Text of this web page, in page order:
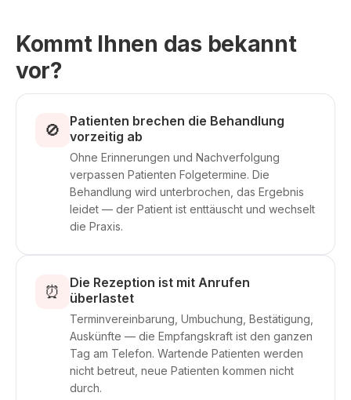
Kommt Ihnen das bekannt
vor?
🚫
Patienten brechen die Behandlung
vorzeitig ab
Ohne Erinnerungen und Nachverfolgung
verpassen Patienten Folgetermine. Die
Behandlung wird unterbrochen, das Ergebnis
leidet — der Patient ist enttäuscht und wechselt
die Praxis.
⏰
Die Rezeption ist mit Anrufen
überlastet
Terminvereinbarung, Umbuchung, Bestätigung,
Auskünfte — die Empfangskraft ist den ganzen
Tag am Telefon. Wartende Patienten werden
nicht betreut, neue Patienten kommen nicht
durch.